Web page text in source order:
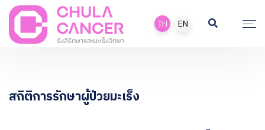
TH EN
สถิติการรักษาผู้ป่วยมะเร็ง